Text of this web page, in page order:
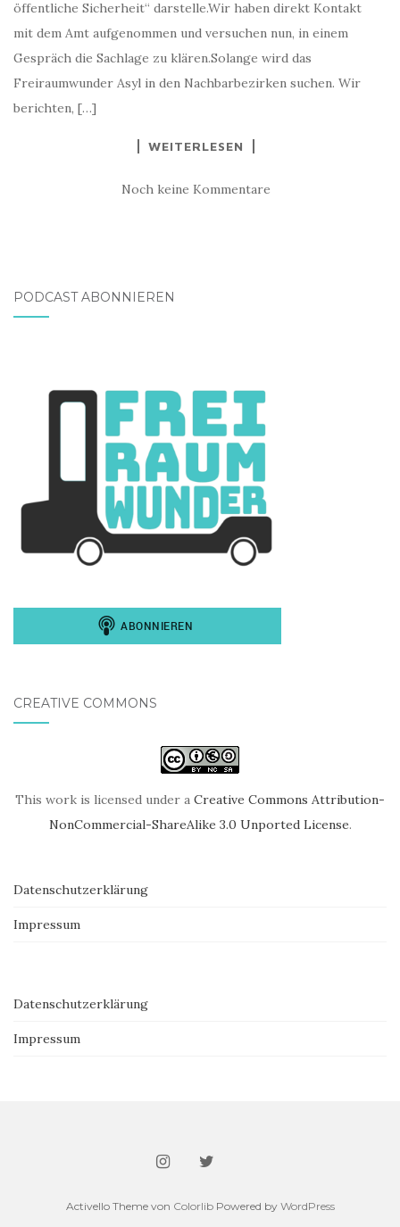
öffentliche Sicherheit“ darstelle.Wir haben direkt Kontakt
mit dem Amt aufgenommen und versuchen nun, in einem
Gespräch die Sachlage zu klären.Solange wird das
Freiraumwunder Asyl in den Nachbarbezirken suchen. Wir
berichten, […]
WEITERLESEN
Noch keine Kommentare
PODCAST ABONNIEREN
CREATIVE COMMONS
This work is licensed under a Creative Commons Attribution-
NonCommercial-ShareAlike 3.0 Unported License.
Datenschutzerklärung
Impressum
Datenschutzerklärung
Impressum
Activello Theme von ColorlibPowered by WordPress